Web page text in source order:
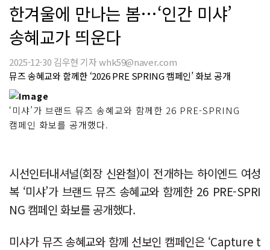
한겨울에 만나는 봄…‘인간 미샤’
송혜교가 띄운다
2025-12-30 김우현 기자 whk59@naver.com
뮤즈 송혜교와 함께한 ‘2026 PRE SPRING 캠페인’ 화보 공개
‘미샤’가 브랜드 뮤즈 송혜교와 함께한 26 PRE-SPRING
캠페인 화보를 공개했다.
시선인터내셔널(회장 신완철)이 전개하는 하이엔드 여성
복 ‘미샤’가 브랜드 뮤즈 송혜교와 함께한 26 PRE-SPRI
NG 캠페인 화보를 공개했다.
미샤가 뮤즈 송혜교와 함께 선보인 캠페인은 ‘Capture t